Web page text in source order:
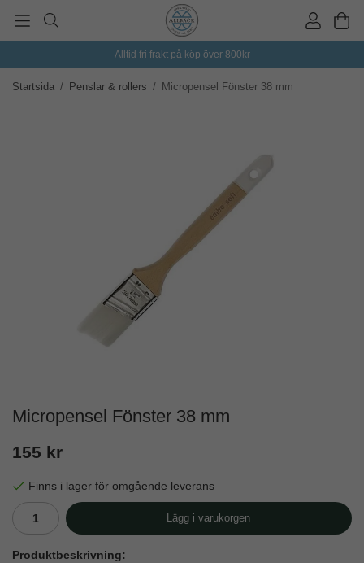
Alltid fri frakt på köp över 800kr
Startsida / Penslar & rollers / Micropensel Fönster 38 mm
Micropensel Fönster 38 mm
155 kr
Finns i lager för omgående leverans
Lägg i varukorgen
Produktbeskrivning: